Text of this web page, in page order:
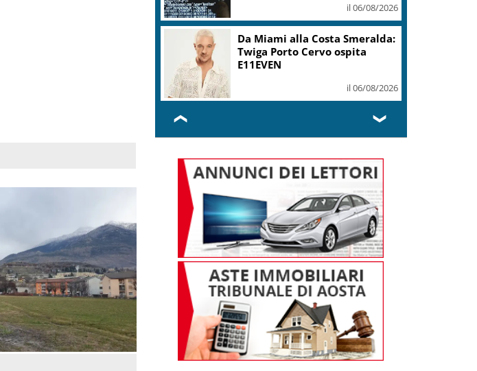
il 06/08/2026
Da Miami alla Costa Smeralda:
Twiga Porto Cervo ospita
E11EVEN
il 06/08/2026
❮ ❯